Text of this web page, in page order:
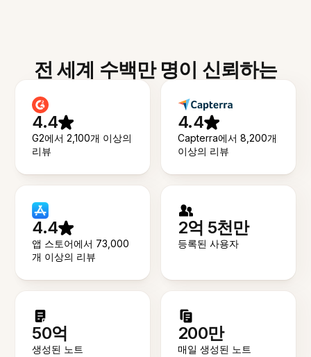
전 세계 수백만 명이 신뢰하는
4.4
G2에서 2,100개 이상의
리뷰
4.4
Capterra에서 8,200개
이상의 리뷰
4.4
앱 스토어에서 73,000
개 이상의 리뷰
2억 5천만
등록된 사용자
50억
생성된 노트
200만
매일 생성된 노트